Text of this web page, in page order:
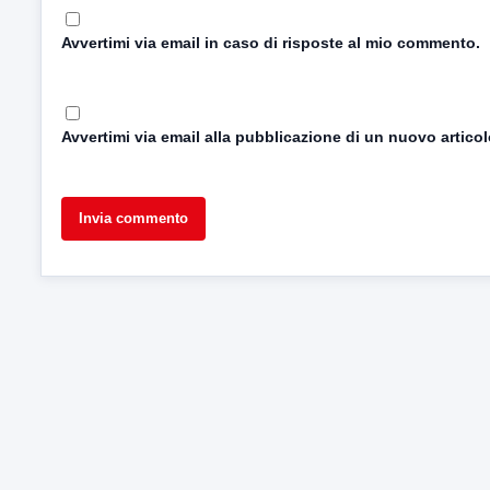
Avvertimi via email in caso di risposte al mio commento.
Avvertimi via email alla pubblicazione di un nuovo